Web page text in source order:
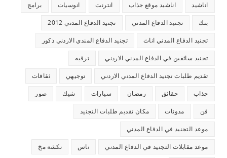
اناشيد اناشيد موقع جذاب انترنت انوسيات برامج
بنك تجنيد الدفاع المدني تجنيد الدفاع المدني 2012
تجنيد الدفاع المدني اناث تجنيد الدفاع المندي الاردني ذكور
تجنيد سائقين في الدفاع المدني الاردني ترفيه
تقديم طلبات تجنيد الدفاع المدني الاردني توجيهي ثقافات
جذاب حقائق رمضان سيارات شيك صور
فن مدونات مكان تقديم طلبات التجنيد
موعد التجنيد في الدفاع المدني
موعد مقابلات التجنيد في الدفاع المدني ناس نكشة مخ